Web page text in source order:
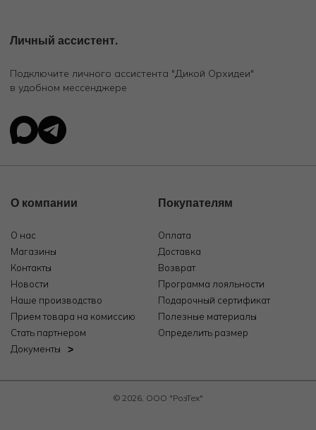
Личный ассистент.
Подключите личного ассистента "Дикой Орхидеи"
в удобном мессенджере
О компании
О нас
Магазины
Контакты
Новости
Наше производство
Прием товара на комиссию
Стать партнером
Документы
Покупателям
Оплата
Доставка
Возврат
Программа лояльности
Подарочный сертификат
Полезные материалы
Определить размер
© 2026, ООО "РозТех"